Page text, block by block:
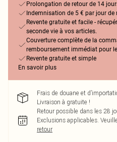
Prolongation de retour de 14
Indemnisation de 5 € par jour de
Revente gratuite et facile -
seconde vie à vos articles.
Couverture complète de la
remboursement immédiat pour
Revente gratuite et simple
En savoir plus
Frais de douane et
Livraison à gratuite !
Retour possible dans les 28
Exclusions applicables.
retour